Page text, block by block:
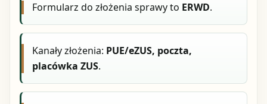
Formularz do złożenia sprawy to ERWD.
Kanały złożenia: PUE/eZUS, poczta,
placówka ZUS.